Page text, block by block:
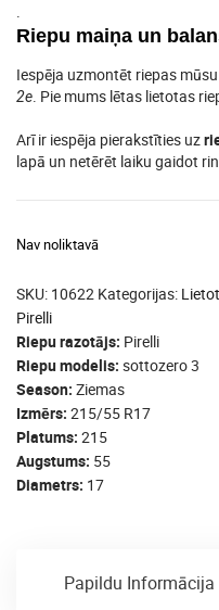
.
Riepu maiņa un
Iespēja uzmontēt riepas mūsu
2e. Pie mums lētas lietotas
Arī ir iespēja pierakstīties uz
lapā un netērēt laiku gaidot
Nav noliktavā
SKU: 10622 Kategorijas:
Pirelli
Riepu razotājs Pirelli
Riepu modelis sottozero 3
Season Ziemas
Izmērs 215/55 R17
Platums 215
Augstums 55
Diametrs 17
Papildu Informācija